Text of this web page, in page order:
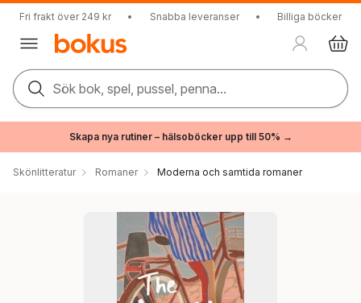
Fri frakt över 249 kr • Snabba leveranser • Billiga böcker
Sök bok, spel, pussel, penna...
Skapa nya rutiner – hälsoböcker upp till 50% →
Skönlitteratur Romaner Moderna och samtida romaner